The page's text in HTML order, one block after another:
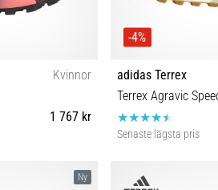
Kvinnor
1 767 kr
41⅓ 42 42⅔ 43⅓
-4%
adidas Terrex
Terrex Agravic
Senaste lägsta pris
40⅔ 41⅓ 42 42⅔
Ny